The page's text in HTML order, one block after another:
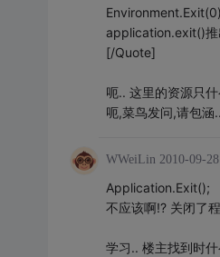
application.exit()推
[/Quote]
呃.. 这里的资源只
呃,菜鸟发问,请包涵..
WWeiLin 2010-09-28
Application.Exit();
不应该啊!? 关闭了
学习.. 楼主找到时